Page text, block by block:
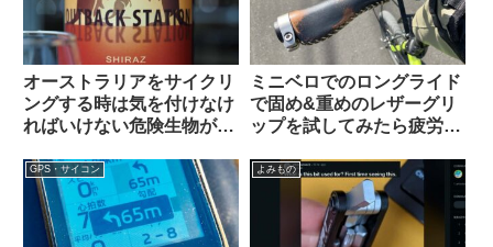
オーストラリアをサイクリ
ングする時は気を付けなけ
ればいけない危険生物がい
い】
ミニベロでのロングライド
で固め&重めのレザーグリ
ップを試してみたら疲労が
CYCLE GRIP】
GPS・サイコン よみもの